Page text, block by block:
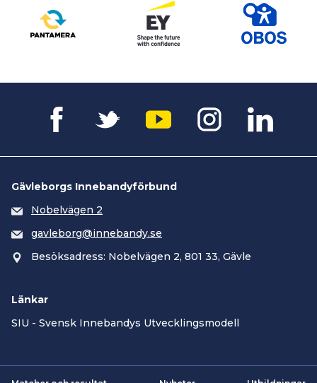
Gävleborgs Innebandyförbund
Nobelvägen 2
gavleborg@innebandy.se
Besöksadress: Nobelvägen 2, 801 33, Gävle
Länkar
SIU - Svensk Innebandys Utvecklingsmodell